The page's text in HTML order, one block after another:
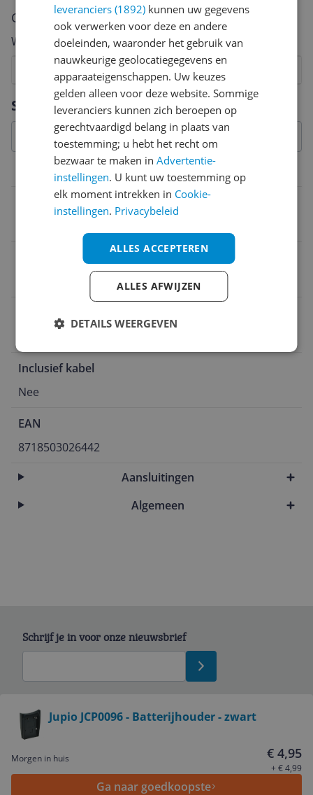
Specificaties
Overige kenmerken
Draadloos opladen
Geschikt voor apparaat
Inclusief kabel
Nee
EAN
8718503026442
Aansluitingen
Algemeen
Cijfer
Welk cijfer geef jij dit product?
6
4
Vraag 1 van 4
Jupio JCP0096 - Batterijhouder - zwart
Morgen in huis € 4,95
+ € 4,99
Ga naar goedkoopste
Schrijf je in voor onze nieuwsbrief
Service
leveranciers (1892) kunnen uw gegevens
ook verwerken voor deze en andere
doeleinden, waaronder het gebruik van
nauwkeurige geolocatiegegevens en
apparaateigenschappen. Uw keuzes
gelden alleen voor deze website. Sommige
leveranciers kunnen zich beroepen op
gerechtvaardigd belang in plaats van
toestemming; u hebt het recht om
bezwaar te maken inAdvertentie-
instellingen. U kunt uw toestemming op
elk moment intrekken in Cookie-
instellingen. Privacybeleid
ALLES ACCEPTEREN
ALLES AFWIJZEN
DETAILS WEERGEVEN